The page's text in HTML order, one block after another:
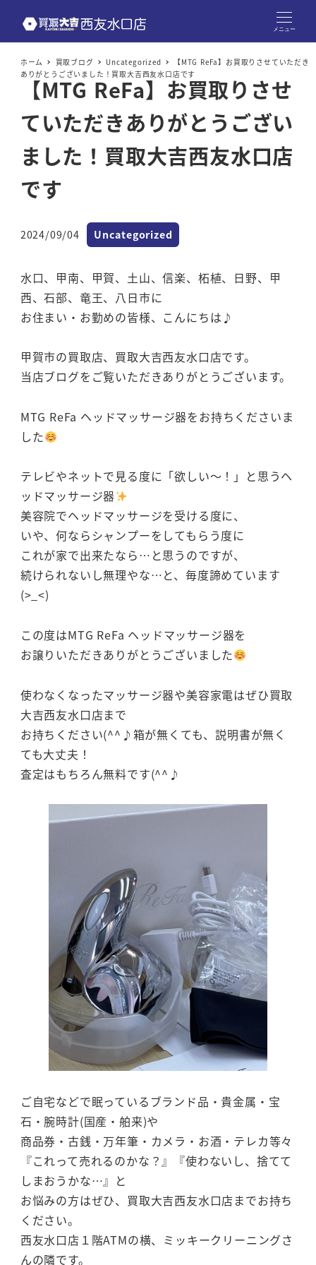
メニュー
ホーム 買取ブログ Uncategorized
【MTG ReFa】お買取りさせていただき
ありがとうございました！買取大吉西友水口店です
【MTG ReFa】お買取りさせ
ていただきありがとうござい
ました！買取大吉西友水口店
です
投稿日
2024/09/04 カテゴリー
Uncategorized
水口、甲南、甲賀、土山、信楽、柘植、日野、甲
西、石部、竜王、八日市に
お住まい・お勤めの皆様、こんにちは♪
甲賀市の買取店、買取大吉西友水口店です。
当店ブログをご覧いただきありがとうございます。
MTG ReFa ヘッドマッサージ器をお持ちくださいま
した
テレビやネットで見る度に「欲しい～！」と思うヘ
ッドマッサージ器
美容院でヘッドマッサージを受ける度に、
いや、何ならシャンプーをしてもらう度に
これが家で出来たなら…と思うのですが、
続けられないし無理やな…と、毎度諦めています
(>_<)
この度はMTG ReFa ヘッドマッサージ器を
お譲りいただきありがとうございました
使わなくなったマッサージ器や美容家電はぜひ買取
大吉西友水口店まで
お持ちください(^^♪箱が無くても、説明書が無く
ても大丈夫！
査定はもちろん無料です(^^♪
ご自宅などで眠っているブランド品・貴金属・宝
石・腕時計(国産・舶来)や
商品券・古銭・万年筆・カメラ・お酒・テレカ等々
『これって売れるのかな？』『使わないし、捨てて
しまおうかな…』と
お悩みの方はぜひ、買取大吉西友水口店までお持ち
ください。
西友水口店１階ATMの横、ミッキークリーニングさ
んの隣です。